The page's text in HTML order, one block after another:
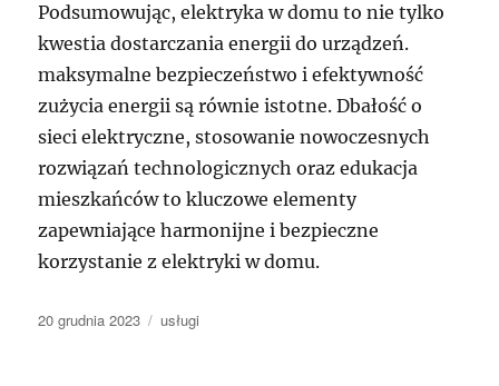
Podsumowując, elektryka w domu to nie tylko
kwestia dostarczania energii do urządzeń.
maksymalne bezpieczeństwo i efektywność
zużycia energii są równie istotne. Dbałość o
sieci elektryczne, stosowanie nowoczesnych
rozwiązań technologicznych oraz edukacja
mieszkańców to kluczowe elementy
zapewniające harmonijne i bezpieczne
korzystanie z elektryki w domu.
Data
20 grudnia 2023 Kategorie
usługi